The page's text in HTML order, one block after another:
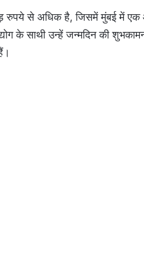
रुपये से अधिक है, जिसमें मुंबई में
के साथी उन्हें जन्मदिन की